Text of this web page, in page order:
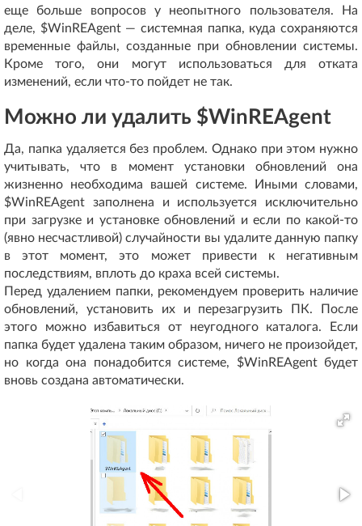
еще больше вопросов у неопытного пользователя. На
деле, $WinREAgent — системная папка, куда сохраняются
временные файлы, созданные при обновлении системы.
Кроме того, они могут использоваться для отката
изменений, если что-то пойдет не так.
Можно ли удалить $WinREAgent
Да, папка удаляется без проблем. Однако при этом нужно
учитывать, что в момент установки обновлений она
жизненно необходима вашей системе. Иными словами,
$WinREAgent заполнена и используется исключительно
при загрузке и установке обновлений и если по какой-то
(явно несчастливой) случайности вы удалите данную папку
в этот момент, это может привести к негативным
последствиям, вплоть до краха всей системы.
Перед удалением папки, рекомендуем проверить наличие
обновлений, установить их и перезагрузить ПК. После
этого можно избавиться от неугодного каталога. Если
папка будет удалена таким образом, ничего не произойдет,
но когда она понадобится системе, $WinREAgent будет
вновь создана автоматически.